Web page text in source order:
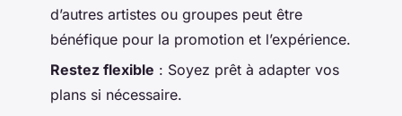
d’autres artistes ou groupes peut être
bénéfique pour la promotion et l’expérience.
Restez flexible : Soyez prêt à adapter vos
plans si nécessaire.